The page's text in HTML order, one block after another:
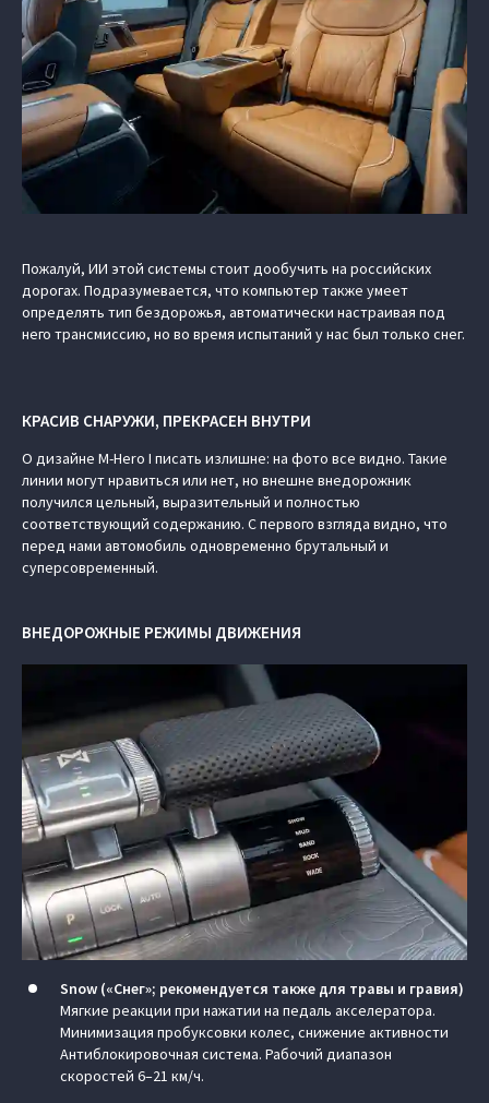
Пожалуй, ИИ этой системы стоит дообучить на российских
дорогах. Подразумевается, что компьютер также умеет
определять тип бездорожья, автоматически настраивая под
него трансмиссию, но во время испытаний у нас был только снег.
КРАСИВ СНАРУЖИ, ПРЕКРАСЕН ВНУТРИ
О дизайне M-Hero I писать излишне: на фото все видно. Такие
линии могут нравиться или нет, но внешне внедорожник
получился цельный, выразительный и полностью
соответствующий содержанию. С первого взгляда видно, что
перед нами автомобиль одновременно брутальный и
суперсовременный.
ВНЕДОРОЖНЫЕ РЕЖИМЫ ДВИЖЕНИЯ
Snow («Снег»; рекомендуется также для травы и гравия)
Мягкие реакции при нажатии на педаль акселератора.
Минимизация пробуксовки колес, снижение активности
Антиблокировочная система. Рабочий диапазон
скоростей 6–21 км/ч.